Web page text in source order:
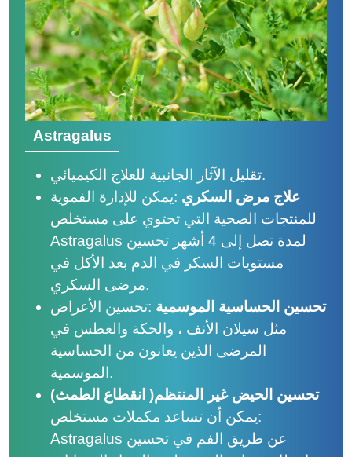
Astragalus
تقليل الآثار الجانبية للعلاج الكيميائي.
علاج مرض السكري :يمكن للإدارة الفموية
للمنتجات الصحية التي تحتوي على مستخلص
Astragalus لمدة تصل إلى 4 أشهر تحسين
مستويات السكر في الدم بعد الأكل في
مرضى السكري.
تحسين الحساسية الموسمية :تحسين الأعراض
مثل سيلان الأنف ، والحكة والعطس في
المرضى الذين يعانون من الحساسية
الموسمية.
تحسين الحيض غير المنتظم( انقطاع الطمث)
:يمكن أن تساعد مكملات مستخلص
Astragalus عن طريق الفم في تحسين